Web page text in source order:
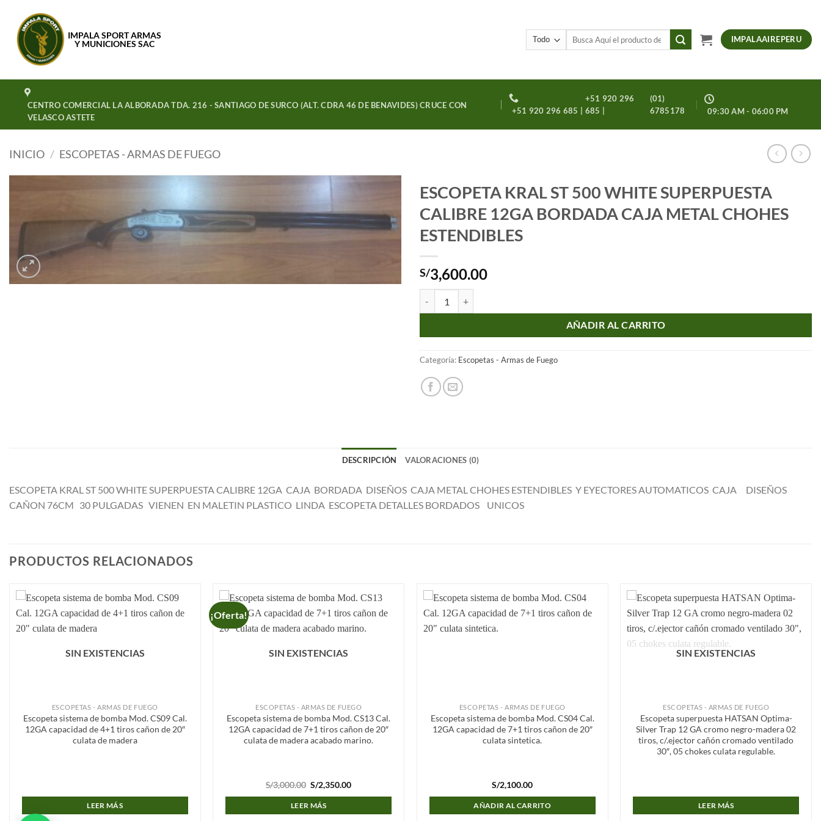
contenido
IMPALA SPORT ARMAS
Y MUNICIONES SAC
Buscar
IMPALAAIREPERU
CENTRO COMERCIAL LA ALBORADA TDA. 216 - SANTIAGO DE SURCO (ALT. CDRA 46 DE BENAVIDES) CRUCE CON
VELASCO ASTETE
09:30 AM - 06:00 PM
+51 920 296 685 |
+51 920 296
685 |
(01)
6785178
INICIO / ESCOPETAS - ARMAS DE FUEGO
Añadir
a la
ESCOPETA KRAL ST 500 WHITE SUPERPUESTA
CALIBRE 12GA BORDADA CAJA METAL CHOHES
ESTENDIBLES
S/3,600.00
AÑADIR AL CARRITO
Categoría: Escopetas - Armas de Fuego
DESCRIPCIÓN VALORACIONES (0)
ESCOPETA KRAL ST 500 WHITE SUPERPUESTA CALIBRE 12GA CAJA BORDADA DISEÑOS CAJA METAL CHOHES ESTENDIBLES Y EYECTORES AUTOMATICOS CAJA DISEÑOS
CAÑON 76CM 30 PULGADAS VIENEN EN MALETIN PLASTICO LINDA ESCOPETA DETALLES BORDADOS UNICOS
PRODUCTOS RELACIONADOS
SIN EXISTENCIAS
ESCOPETAS - ARMAS DE FUEGO
Escopeta sistema de bomba Mod. CS09 Cal.
12GA capacidad de 4+1 tiros cañon de 20″
culata de madera
LEER MÁS
¡Oferta!
SIN EXISTENCIAS
ESCOPETAS - ARMAS DE FUEGO
Escopeta sistema de bomba Mod. CS13 Cal.
12GA capacidad de 7+1 tiros cañon de 20″
culata de madera acabado marino.
S/3,000.00 El
precio
original
era:
S/2,350.00El
LEER MÁS
ESCOPETAS - ARMAS DE FUEGO
Escopeta sistema de bomba Mod. CS04 Cal.
12GA capacidad de 7+1 tiros cañon de 20″
culata sintetica.
S/2,100.00
AÑADIR AL CARRITO
Añadir
a la
SIN EXISTENCIAS
ESCOPETAS - ARMAS DE FUEGO
Escopeta superpuesta HATSAN Optima-
Silver Trap 12 GA cromo negro-madera 02
tiros, c/.ejector cañón cromado ventilado
30″, 05 chokes culata regulable.
LEER MÁS